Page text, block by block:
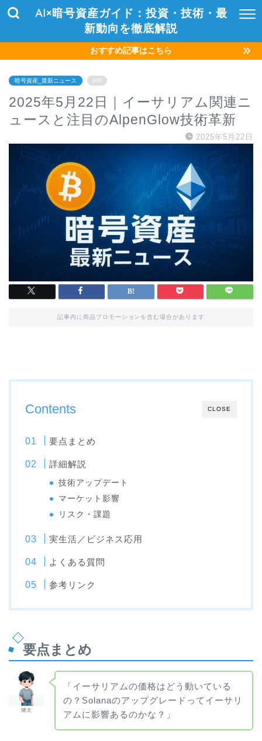
AI×暗号資産ガイド：投資・技術・最
新動向を徹底解説
おすすめ記事はこちら
暗号資産_最新ニュース PR
2025年5月22日｜イーサリアム関連ニ
ュースと注目のAlpenGlow技術革新
2025年5月22日
記事内に商品プロモーションを含む場合があります
CLOSE
Contents
要点まとめ
詳細解説
技術アップデート
マーケット影響
リスク・課題
実生活／ビジネス応用
よくある質問
参考リンク
要点まとめ
健太
「イーサリアムの価格はどう動いている
の？Solanaのアップグレードってイーサリ
アムに影響あるのかな？」